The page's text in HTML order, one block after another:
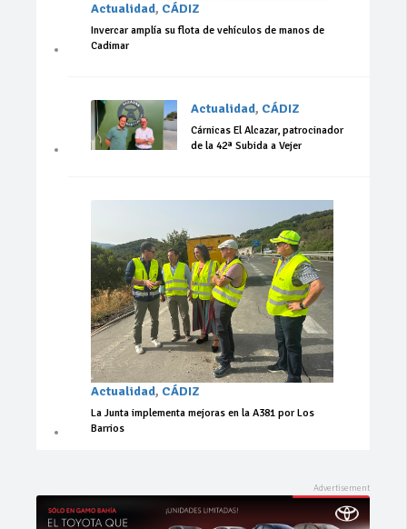
Actualidad, CÁDIZ
Invercar amplía su flota de vehículos de manos de
Cadimar
Actualidad, CÁDIZ
Cárnicas El Alcazar, patrocinador
de la 42ª Subida a Vejer
Actualidad, CÁDIZ
La Junta implementa mejoras en la A381 por Los
Barrios